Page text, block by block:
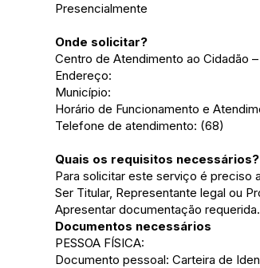
Presencialmente
Onde solicitar?
Centro de Atendimento ao Cidadão –
Endereço:
Município:
Horário de Funcionamento e
Telefone de atendimento: (68)
Quais os requisitos necessários?
Para solicitar este serviço é preciso
Ser Titular, Representante legal ou
Apresentar documentação requerida.
Documentos necessários
PESSOA FÍSICA:
Documento pessoal: Carteira de